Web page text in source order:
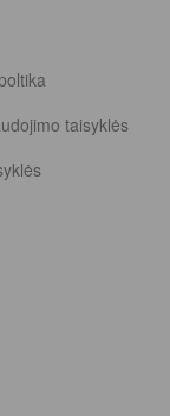
taisyklės